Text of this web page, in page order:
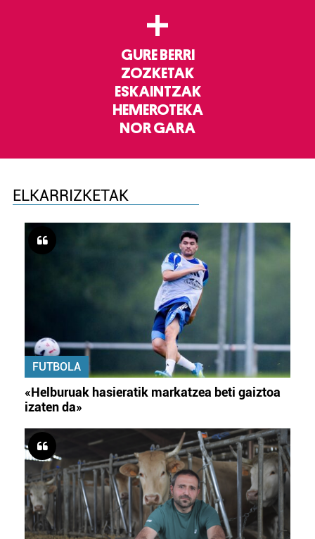
+
GURE BERRI
ZOZKETAK
ESKAINTZAK
HEMEROTEKA
NOR GARA
ELKARRIZKETAK
FUTBOLA
«Helburuak hasieratik markatzea beti gaiztoa
izaten da»